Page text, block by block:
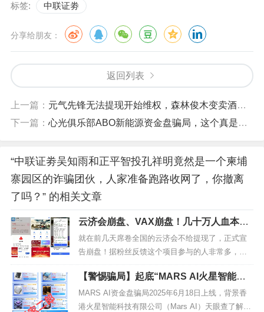
标签: 中联证劵
分享给朋友：
返回列表
上一篇： 元气先锋无法提现开始维权，森林俊木变卖酒，看见远离
下一篇： 心光俱乐部ABO新能源资金盘骗局，这个真是一个奇葩骗局，操盘手威胁会员用普通话录制发誓效忠平台的视频，不然按违规进行清退单割！
“中联证劵吴知雨和正平智投孔祥明竟然是一个柬埔
寨园区的诈骗团伙，人家准备跑路收网了，你撤离
了吗？” 的相关文章
云济会崩盘、VAX崩盘！几十万人血本无
归！AKAS、snowAI量化、聚通交易所也
即将出事！
就在前几天席卷全国的云济会不给提现了，正式宣
告崩盘！据粉丝反馈这个项目参与的人非常多，全
国还开了很多运营中心，保守估计圈了有几十亿！
这个云济会先是用AI合成一个数字人张健天天视频
宣传，谎称是张健本人，吸引了很多之前参与云数
贸的玩家进来，殊不知之前云数贸崩盘后，张健早
【警惕骗局】起底“MARS AI火星智能科
技”：号称高额分红的资金盘，正在收割韭
菜！
MARS AI资金盘骗局2025年6月18日上线，背景香
港火星智能科技有限公司（Mars AI）天眼查了解到